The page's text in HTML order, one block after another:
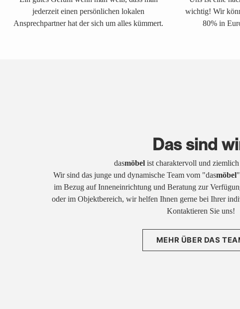
jederzeit einen persönlichen lokalen
Ansprechpartner hat der sich um alles kümmert.
wichtig! Wir
80% in
Das sind
dasmöbelist charaktervoll und
Wir sind das junge und dynamische Team vom "dasmöbel
im Bezug auf Inneneinrichtung und Beratung zur
oder im Objektbereich, wir helfen Ihnen gerne bei Ihrer
Kontaktieren Sie uns!
MEHR ÜBER DAS